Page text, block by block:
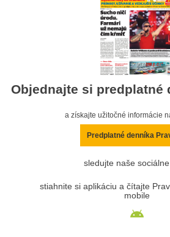
Objednajte si predplatné
a získajte užitočné informácie
Predplatné denníka
sledujte naše
stiahnite si aplikáciu a čítajte
mobile